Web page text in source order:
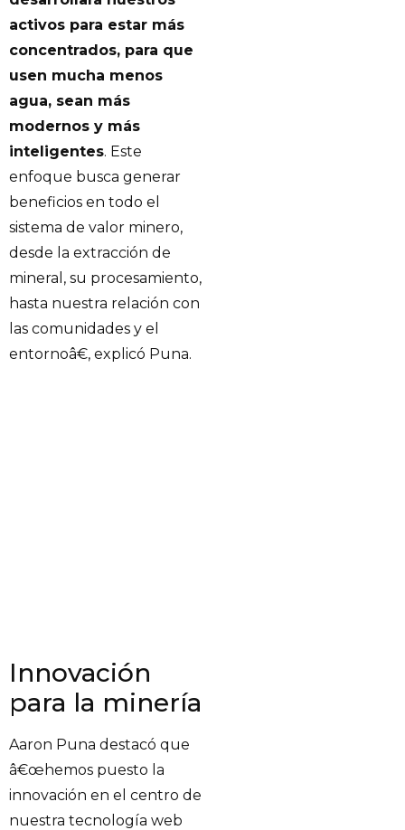
activos para estar más
concentrados, para que
usen mucha menos
agua, sean más
modernos y más
inteligentes. Este
enfoque busca generar
beneficios en todo el
sistema de valor minero,
desde la extracción de
mineral, su procesamiento,
hasta nuestra relación con
las comunidades y el
entornoâ€, explicó Puna.
Innovación
para la minería
Aaron Puna destacó que
â€œhemos puesto la
innovación en el centro de
nuestra tecnología web